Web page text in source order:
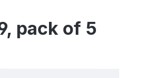
pack of 5